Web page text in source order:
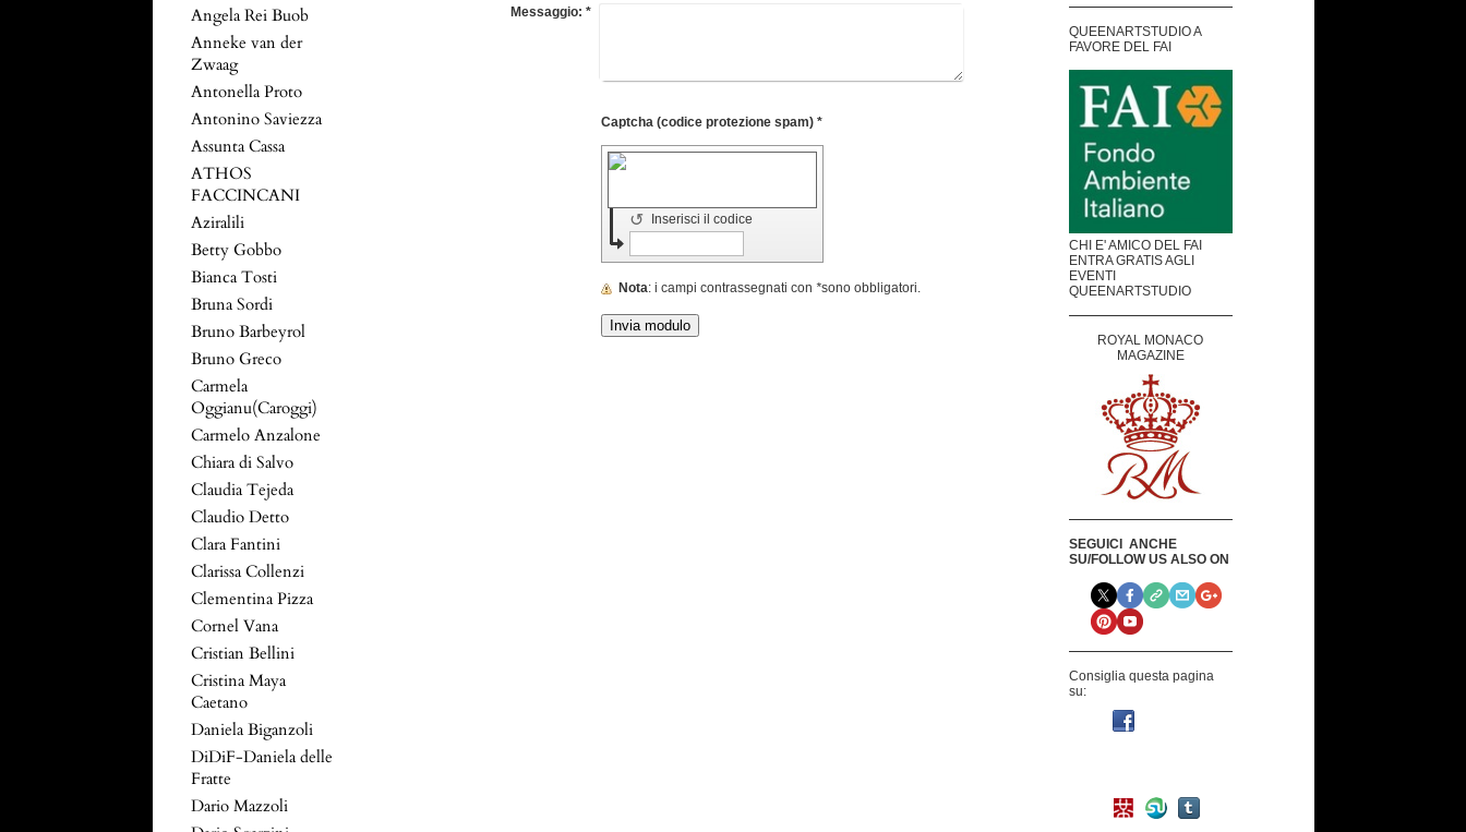
Angela Rei Buob
Anneke van der
Zwaag
Antonella Proto
Antonino Saviezza
Assunta Cassa
ATHOS
FACCINCANI
Aziralili
Betty Gobbo
Bianca Tosti
Bruna Sordi
Bruno Barbeyrol
Bruno Greco
Carmela
Oggianu(Caroggi)
Carmelo Anzalone
Chiara di Salvo
Claudia Tejeda
Claudio Detto
Clara Fantini
Clarissa Collenzi
Clementina Pizza
Cornel Vana
Cristian Bellini
Cristina Maya
Caetano
Daniela Biganzoli
DiDiF-Daniela delle
Fratte
Dario Mazzoli
Messaggio: *
Captcha (codice protezione spam) *
Inserisci il codice
↺
Nota : i campi contrassegnati con*sono obbligatori.
QUEENARTSTUDIO A
FAVORE DEL FAI
CHI E' AMICO DEL FAI
ENTRA GRATIS AGLI
EVENTI
QUEENARTSTUDIO
ROYAL MONACO
MAGAZINE
SEGUICI ANCHE
SU/FOLLOW US ALSO ON
Consiglia questa pagina
su: